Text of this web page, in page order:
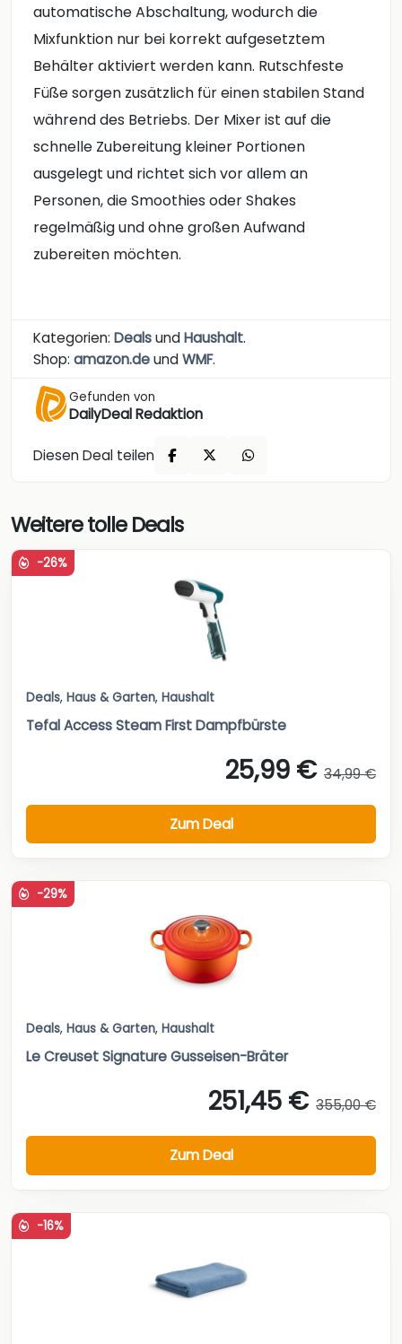
automatische Abschaltung, wodurch die
Mixfunktion nur bei korrekt aufgesetztem
Behälter aktiviert werden kann. Rutschfeste
Füße sorgen zusätzlich für einen stabilen Stand
während des Betriebs. Der Mixer ist auf die
schnelle Zubereitung kleiner Portionen
ausgelegt und richtet sich vor allem an
Personen, die Smoothies oder Shakes
regelmäßig und ohne großen Aufwand
zubereiten möchten.
Kategorien: DealsundHaushalt.
Shop: amazon.deundWMF.
Gefunden von
DailyDeal Redaktion
Diesen Deal teilen
Weitere tolle Deals
-26%
Deals, Haus & Garten, Haushalt
Tefal Access Steam First Dampfbürste
25,99 € 34,99 €
Zum Deal
-29%
Deals, Haus & Garten, Haushalt
Le Creuset Signature Gusseisen-Bräter
251,45 € 355,00 €
Zum Deal
-16%